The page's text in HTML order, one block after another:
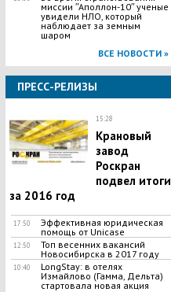
миссии ʺАполлон-10ʺ ученые
увидели НЛО, который
наблюдает за земным
шаром
ВСЕ НОВОСТИ »
ПРЕСС-РЕЛИЗЫ
15:28
Крановый
завод
Роскран
подвел итоги
за 2016 год
17:50
Эффективная юридическая
помощь от Unicase
12:50
Топ весенних вакансий
Новосибирска в 2017 году
10:40
LongStay: в отелях
Измайлово (Гамма, Дельта)
стартовала новая акция